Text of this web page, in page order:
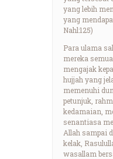
yang lebih
yang
Nahl:125)
Para ulama
mereka
mengajak
hujjah yang
memenuhi
petunjuk,
kedamaian,
senantiasa
Allah sampai
kelak,
wasallam